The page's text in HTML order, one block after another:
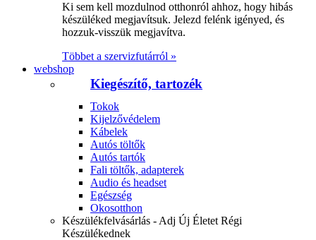
Ki sem kell mozdulnod otthonról ahhoz, hogy hibás
készüléked megjavítsuk. Jelezd felénk igényed, és
hozzuk-visszük megjavítva.
Többet a szervizfutárról »
webshop
Kiegészítő, tartozék
Tokok
Kijelzővédelem
Kábelek
Autós töltők
Autós tartók
Fali töltők, adapterek
Audio és headset
Egészség
Okosotthon
Készülékfelvásárlás - Adj Új Életet Régi
Készülékednek